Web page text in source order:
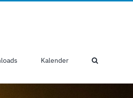
Kalender